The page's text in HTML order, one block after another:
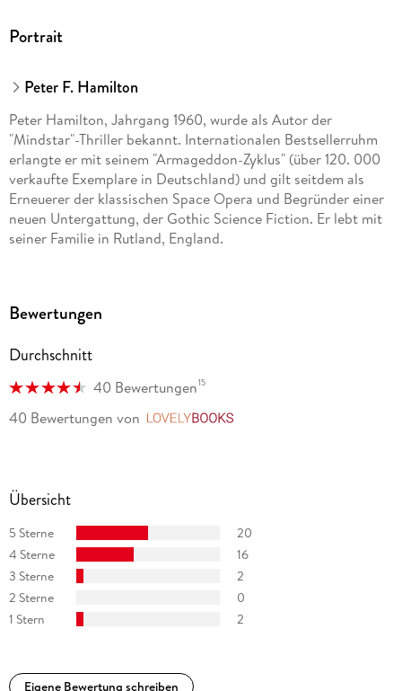
Portrait
Peter F. Hamilton
Peter Hamilton, Jahrgang 1960, wurde als Autor der
"Mindstar"-Thriller bekannt. Internationalen Bestsellerruhm
erlangte er mit seinem "Armageddon-Zyklus" (über 120. 000
verkaufte Exemplare in Deutschland) und gilt seitdem als
Erneuerer der klassischen Space Opera und Begründer einer
neuen Untergattung, der Gothic Science Fiction. Er lebt mit
seiner Familie in Rutland, England.
Bewertungen
Durchschnitt
40 Bewertungen15
40 Bewertungen von
Übersicht
5 Sterne
20
4 Sterne
16
3 Sterne
2
2 Sterne
0
1 Stern
2
Eigene Bewertung schreiben